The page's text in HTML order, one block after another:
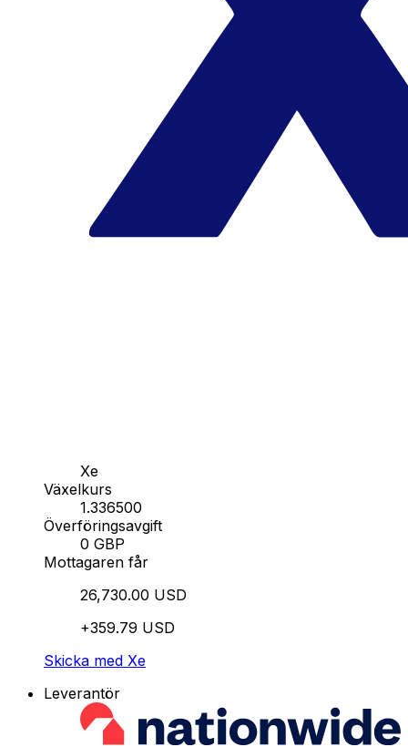
Xe
Växelkurs
1.336500
Överföringsavgift
0 GBP
Mottagaren får
26,730.00 USD
+359.79 USD
Skicka med Xe
Leverantör